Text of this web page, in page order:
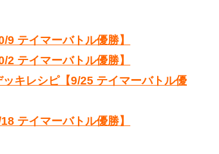
9 テイマーバトル優勝】
2 テイマーバトル優勝】
キレシピ【9/25 テイマーバトル優
テイマーバトル優勝】